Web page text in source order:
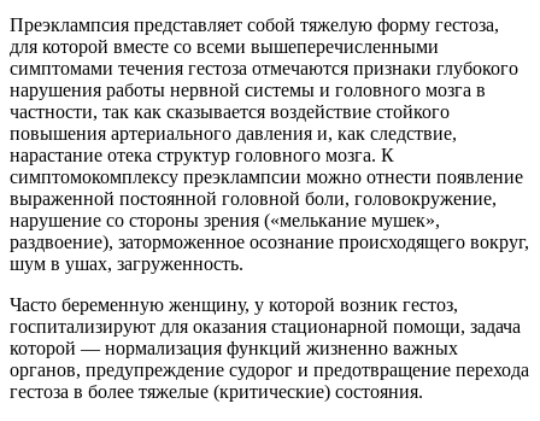
Преэклампсия представляет собой тяжелую форму гестоза,
для которой вместе со всеми вышеперечисленными
симптомами течения гестоза отмечаются признаки глубокого
нарушения работы нервной системы и головного мозга в
частности, так как сказывается воздействие стойкого
повышения артериального давления и, как следствие,
нарастание отека структур головного мозга. К
симптомокомплексу преэклампсии можно отнести появление
выраженной постоянной головной боли, головокружение,
нарушение со стороны зрения («мелькание мушек»,
раздвоение), заторможенное осознание происходящего вокруг,
шум в ушах, загруженность.
Часто беременную женщину, у которой возник гестоз,
госпитализируют для оказания стационарной помощи, задача
которой — нормализация функций жизненно важных
органов, предупреждение судорог и предотвращение перехода
гестоза в более тяжелые (критические) состояния.